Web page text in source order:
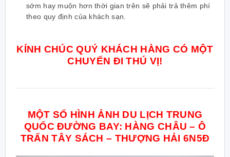
sớm hay muộn hơn thời gian trên sẽ phải trả thêm phí
theo quy định của khách sạn.
KÍNH CHÚC QUÝ KHÁCH HÀNG CÓ MỘT
CHUYẾN ĐI THÚ VỊ!
MỘT SỐ HÌNH ẢNH DU LỊCH TRUNG
QUỐC ĐƯỜNG BAY: HÀNG CHÂU – Ô
TRẤN TÂY SÁCH – THƯỢNG HẢI 6N5Đ